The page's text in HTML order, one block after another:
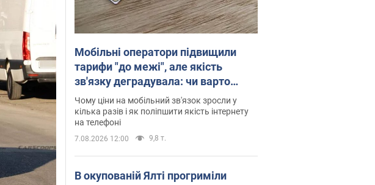
Мобільні оператори підвищили
тарифи "до межі", але якість
зв'язку деградувала: чи варто
скаржитись на ціни
Чому ціни на мобільний зв'язок зросли у
кілька разів і як поліпшити якість інтернету
на телефоні
7.08.2026 12:00 9,8 т.
В окупованій Ялті прогриміли